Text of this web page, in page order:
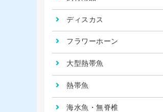
ディスカス
フラワーホーン
大型熱帯魚
熱帯魚
海水魚・無脊椎